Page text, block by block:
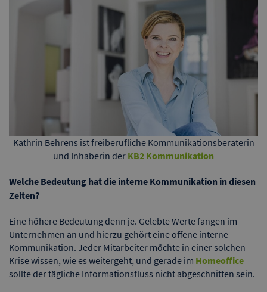
Kathrin Behrens ist freiberufliche Kommunikationsberaterin
und Inhaberin der KB2 Kommunikation
Welche Bedeutung hat die interne Kommunikation in diesen
Zeiten?
Eine höhere Bedeutung denn je. Gelebte Werte fangen im
Unternehmen an und hierzu gehört eine offene interne
Kommunikation. Jeder Mitarbeiter möchte in einer solchen
Krise wissen, wie es weitergeht, und gerade im Homeoffice
sollte der tägliche Informationsfluss nicht abgeschnitten sein.